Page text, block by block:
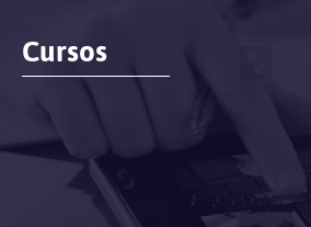
Cursos